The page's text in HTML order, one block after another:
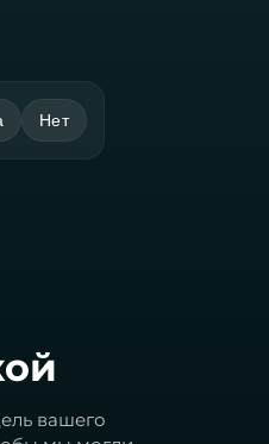
Нет
вашего